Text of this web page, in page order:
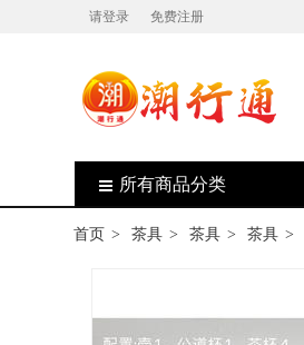
请登录 免费注册
所有商品分类
首页 > 茶具 > 茶具 > 茶具 >